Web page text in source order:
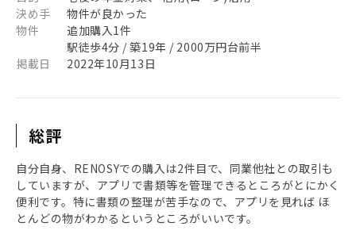
決め手
物件が良かった
物件
追加購入1件
駅徒歩4分 / 築19年 / 2000万円台前半
掲載日
2022年10月13日
総評
自分自身、RENOSYでの購入は2件目で、同業他社との取引も
していますが、アプリで書類等を管理できるところがとにかく
便利です。特に書類の整理が苦手なので、アプリを見れば ほ
とんどの物がわかるというところがいいです。